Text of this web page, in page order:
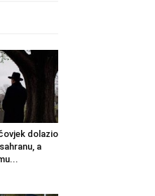
dolazio
a